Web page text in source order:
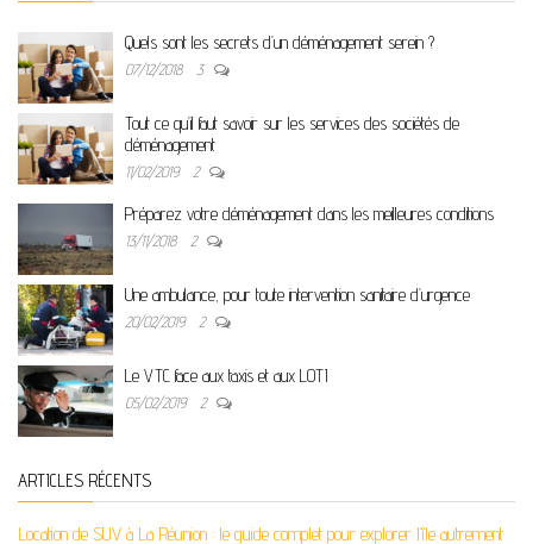
Quels sont les secrets d’un déménagement serein ?
07/12/2018 3
Tout ce qu’il faut savoir sur les services des sociétés de
déménagement
11/02/2019 2
Préparez votre déménagement dans les meilleures conditions
13/11/2018 2
Une ambulance, pour toute intervention sanitaire d’urgence
20/02/2019 2
Le VTC face aux taxis et aux LOTI
05/02/2019 2
ARTICLES RÉCENTS
Location de SUV à La Réunion : le guide complet pour explorer l’île autrement